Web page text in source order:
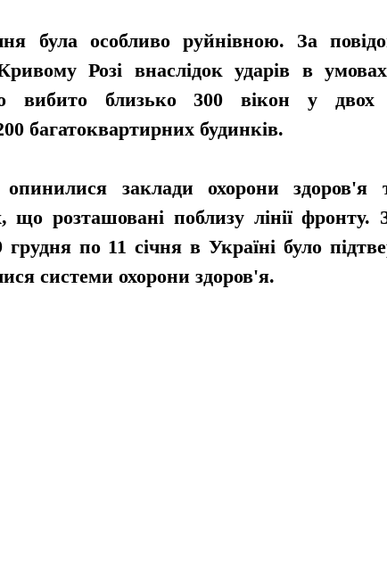
була особливо руйнівною. За
Розі внаслідок ударів в
вибито близько 300 вікон у двох
багатоквартирних будинків.
заклади охорони здоров'я
що розташовані поблизу лінії фронту.
по 11 січня в Україні було
системи охорони здоров'я.